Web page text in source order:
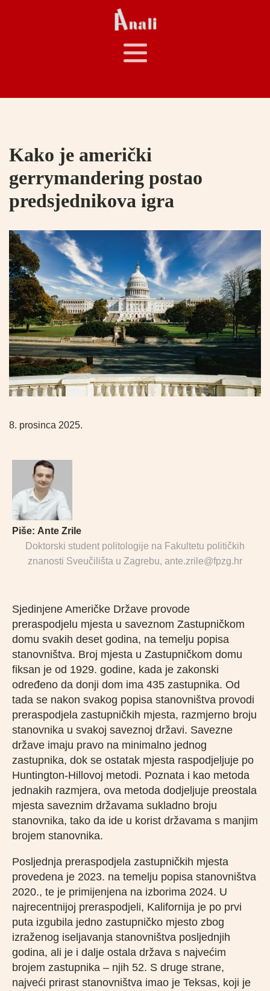
Kako je američki
gerrymandering postao
predsjednikova igra
8. prosinca 2025.
Piše: Ante Zrile
Doktorski student politologije na Fakultetu političkih
znanosti Sveučilišta u Zagrebu, ante.zrile@fpzg.hr
Sjedinjene Američke Države provode
preraspodjelu mjesta u saveznom Zastupničkom
domu svakih deset godina, na temelju popisa
stanovništva. Broj mjesta u Zastupničkom domu
fiksan je od 1929. godine, kada je zakonski
određeno da donji dom ima 435 zastupnika. Od
tada se nakon svakog popisa stanovništva provodi
preraspodjela zastupničkih mjesta, razmjerno broju
stanovnika u svakoj saveznoj državi. Savezne
države imaju pravo na minimalno jednog
zastupnika, dok se ostatak mjesta raspodjeljuje po
Huntington-Hillovoj metodi. Poznata i kao metoda
jednakih razmjera, ova metoda dodjeljuje preostala
mjesta saveznim državama sukladno broju
stanovnika, tako da ide u korist državama s manjim
brojem stanovnika.
Posljednja preraspodjela zastupničkih mjesta
provedena je 2023. na temelju popisa stanovništva
2020., te je primijenjena na izborima 2024. U
najrecentnijoj preraspodjeli, Kalifornija je po prvi
puta izgubila jedno zastupničko mjesto zbog
izraženog iseljavanja stanovništva posljednjih
godina, ali je i dalje ostala država s najvećim
brojem zastupnika – njih 52. S druge strane,
najveći prirast stanovništva imao je Teksas, koji je